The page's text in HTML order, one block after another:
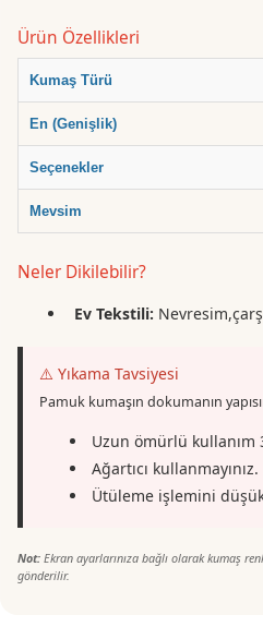
Ürün Özellikleri
Kumaş Türü
En (Genişlik)
Seçenekler
Mevsim
Neler Dikilebilir?
Ev Tekstili:
⚠️ Yıkama Tavsiyesi
Pamuk kumaşın dokumanın
Uzun ömürlü kullanım
Ağartıcı kullanmayınız.
Ütüleme işlemini düşük
Not: Ekran ayarlarınıza bağlı olarak kumaş
gönderilir.